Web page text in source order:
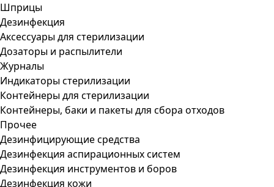
Шприцы
Дезинфекция
Аксессуары для стерилизации
Дозаторы и распылители
Журналы
Индикаторы стерилизации
Контейнеры для стерилизации
Контейнеры, баки и пакеты для сбора отходов
Прочее
Дезинфицирующие средства
Дезинфекция аспирационных систем
Дезинфекция инструментов и боров
Дезинфекция кожи